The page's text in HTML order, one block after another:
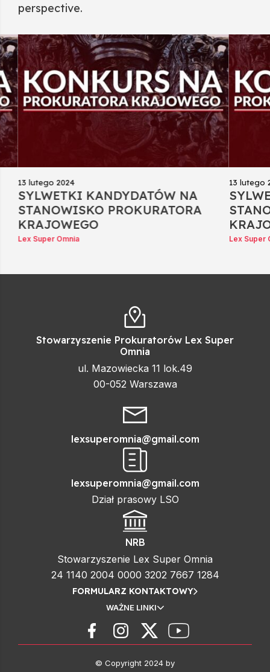
perspective.
13 lutego 2024
SYLWETKI KANDYDATÓW NA
STANOWISKO PROKURATORA
KRAJOWEGO
Lex Super Omnia
13 lutego
Lex Super
Stowarzyszenie Prokuratorów Lex Super
Omnia
ul. Mazowiecka 11 lok.49
00-052 Warszawa
lexsuperomnia@gmail.com
lexsuperomnia@gmail.com
Dział prasowy LSO
NRB
Stowarzyszenie Lex Super Omnia
24 1140 2004 0000 3202 7667 1284
FORMULARZ KONTAKTOWY
WAŻNE LINKI
© Copyright 2024 by